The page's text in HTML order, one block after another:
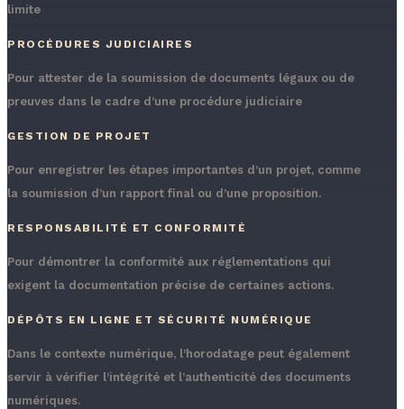
limite
PROCÉDURES JUDICIAIRES
Pour attester de la soumission de documents légaux ou de
preuves dans le cadre d’une procédure judiciaire
GESTION DE PROJET
Pour enregistrer les étapes importantes d’un projet, comme
la soumission d’un rapport final ou d’une proposition.
RESPONSABILITÉ ET CONFORMITÉ
Pour démontrer la conformité aux réglementations qui
exigent la documentation précise de certaines actions.
DÉPÔTS EN LIGNE ET SÉCURITÉ NUMÉRIQUE
Dans le contexte numérique, l’horodatage peut également
servir à vérifier l’intégrité et l’authenticité des documents
numériques.